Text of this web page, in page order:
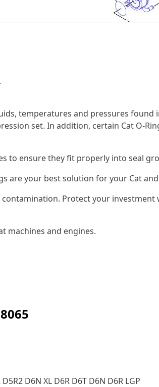
temperatures and pressures found
set. In addition, certain Cat O-
to ensure they fit properly into seal
are your best solution for your Cat
Protect your investment
machines and engines.
D6N XL D6R D6T D6N D6R LGP